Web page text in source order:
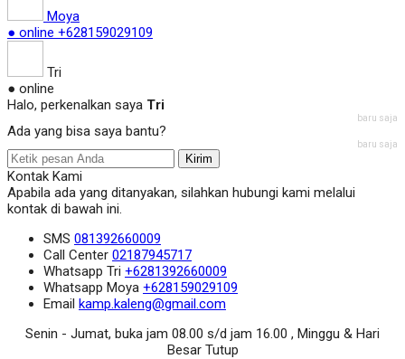
Moya
● online +628159029109
Tri
● online
Halo, perkenalkan saya Tri
baru saja
Ada yang bisa saya bantu?
baru saja
Kirim
Kontak Kami
Apabila ada yang ditanyakan, silahkan hubungi kami melalui
kontak di bawah ini.
SMS 081392660009
Call Center 02187945717
Whatsapp Tri +6281392660009
Whatsapp Moya +628159029109
Email kamp.kaleng@gmail.com
Senin - Jumat, buka jam 08.00 s/d jam 16.00 , Minggu & Hari
Besar Tutup